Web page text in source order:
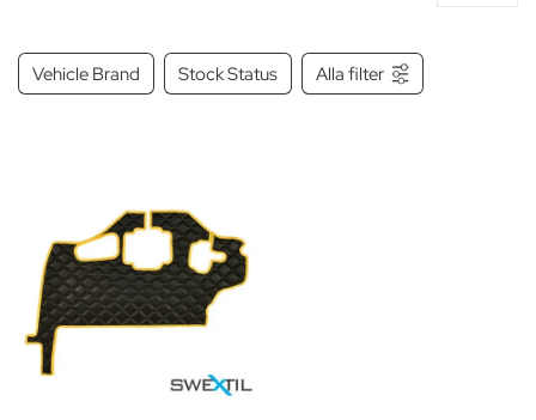
Vehicle Brand Stock Status Alla filter